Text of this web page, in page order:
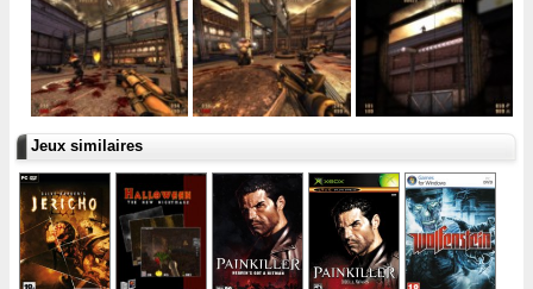
Jeux similaires